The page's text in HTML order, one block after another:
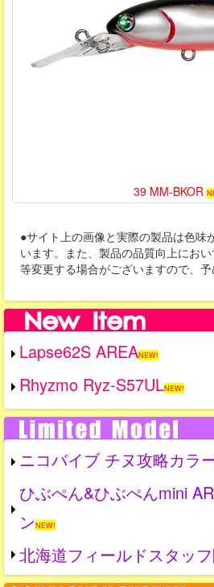
39 MM-BKOR
●サイト上の画像と実際の製品は色味
います。また、製品の品質向上にお
等変更する場合がございますので、予
Lapse62S AREANEW!
Rhyzmo Ryz-S57ULNEW!
ニコバイブ チヌ攻略カラ
ひぶぺん&ひぶぺんmini
ンNEW!
北海道フィールドスタッ